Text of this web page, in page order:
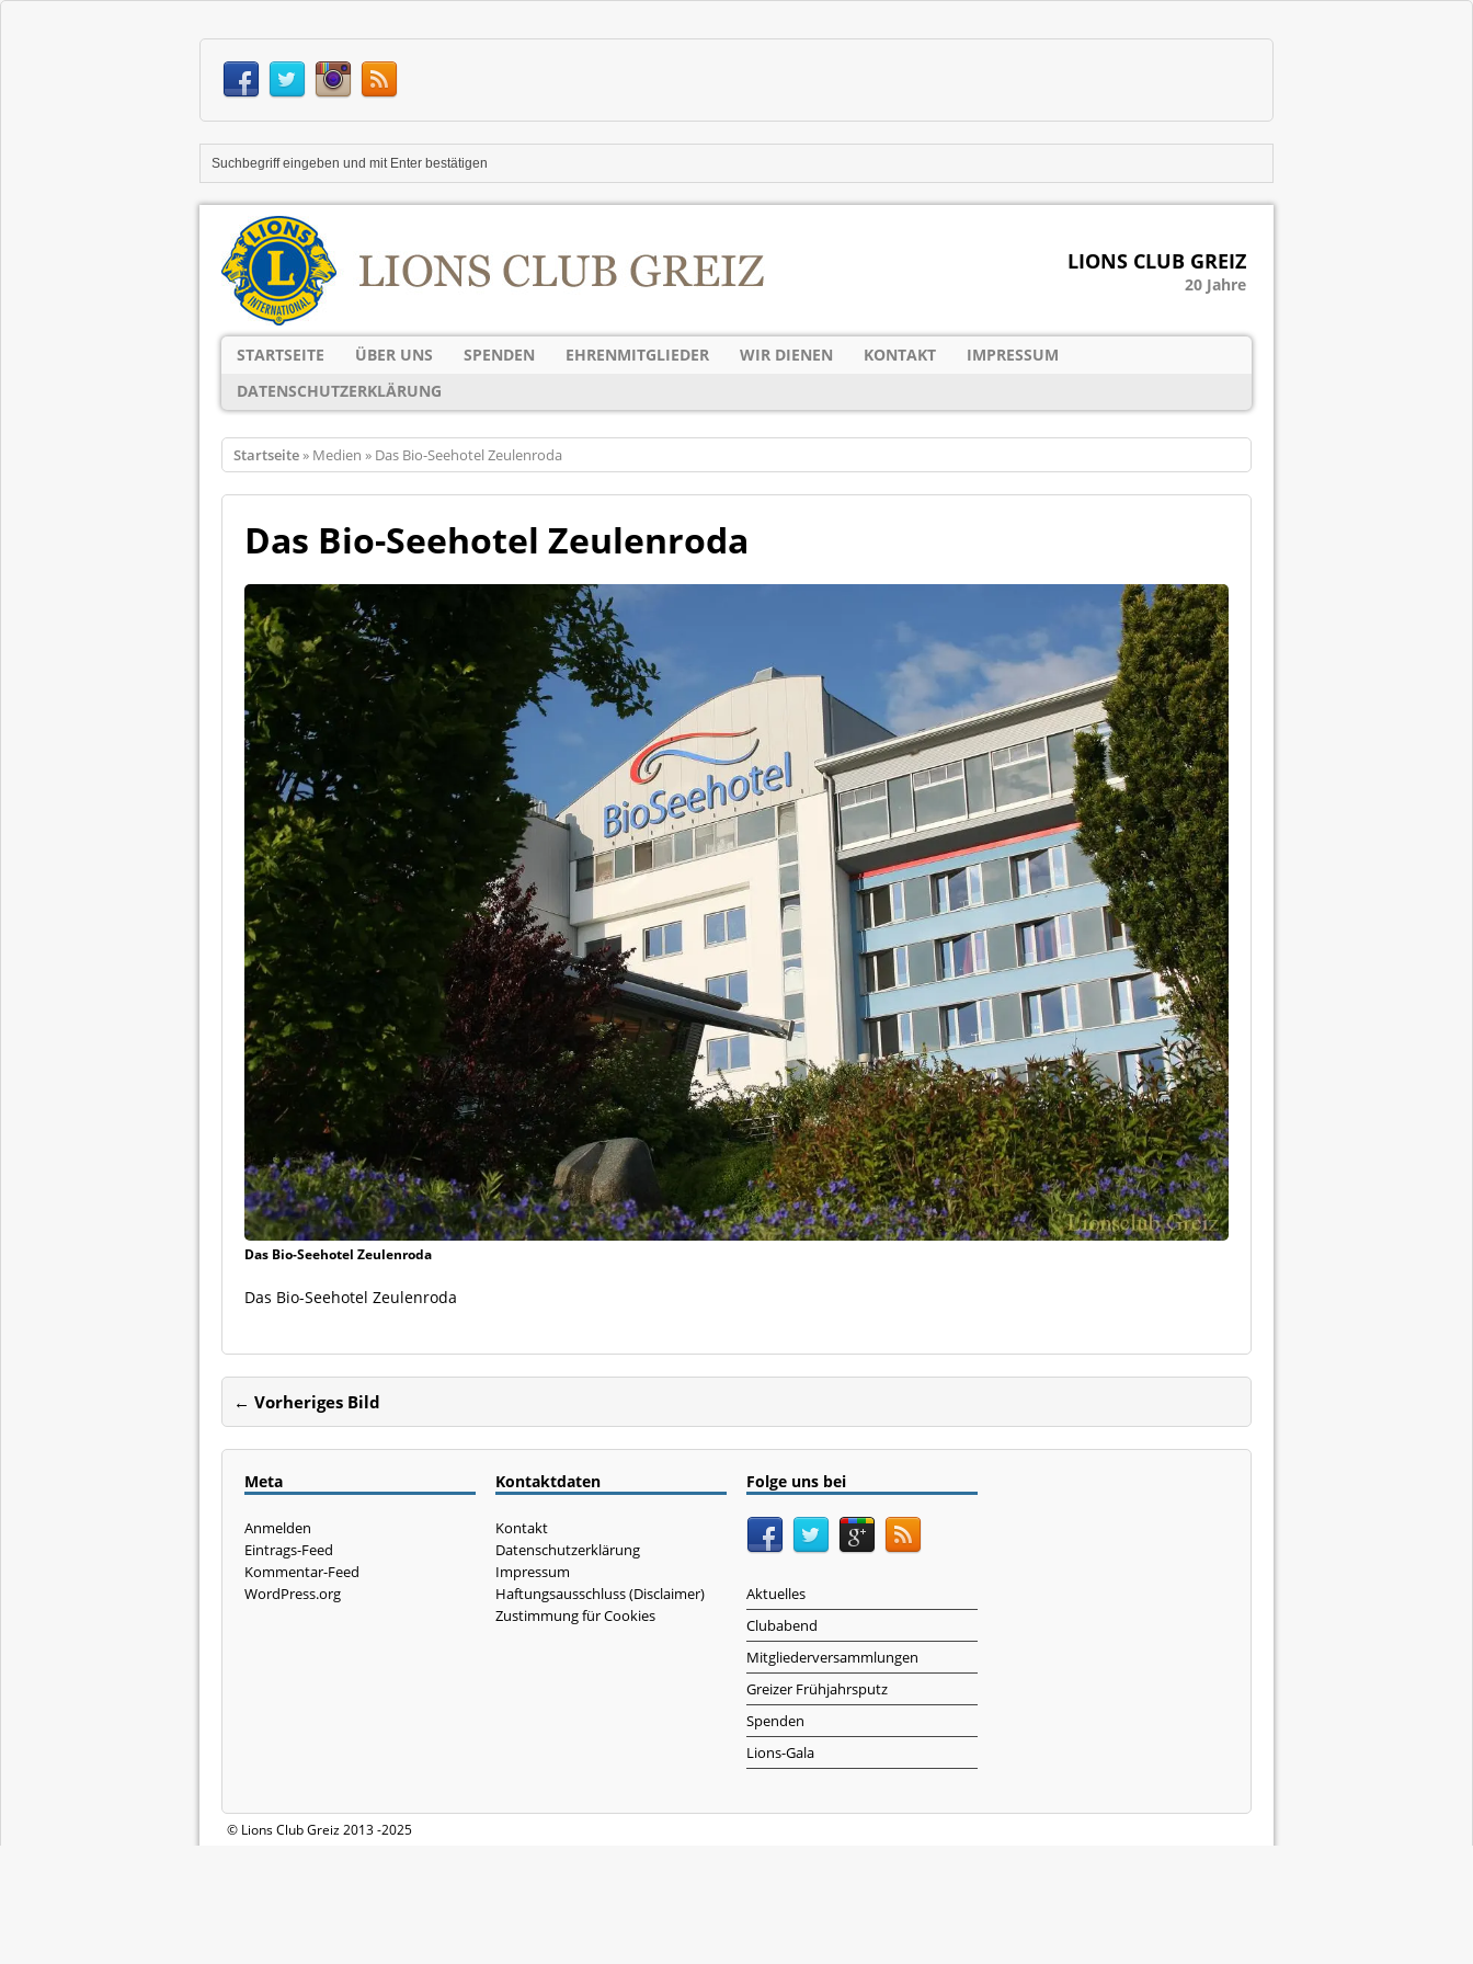
LIONS CLUB GREIZ
20 Jahre
STARTSEITE ÜBER UNS SPENDEN EHRENMITGLIEDER WIR DIENEN KONTAKT
IMPRESSUM
DATENSCHUTZERKLÄRUNG
Startseite» Medien » Das Bio-Seehotel Zeulenroda
Das Bio-Seehotel Zeulenroda
Das Bio-Seehotel Zeulenroda
Das Bio-Seehotel Zeulenroda
← Vorheriges Bild
Meta
Anmelden
Eintrags-Feed
Kommentar-Feed
WordPress.org
Kontaktdaten
Kontakt
Datenschutzerklärung
Impressum
Haftungsausschluss (Disclaimer)
Zustimmung für Cookies
Folge uns bei
Aktuelles
Clubabend
Mitgliederversammlungen
Greizer Frühjahrsputz
Spenden
Lions-Gala
© Lions Club Greiz 2013 -2025